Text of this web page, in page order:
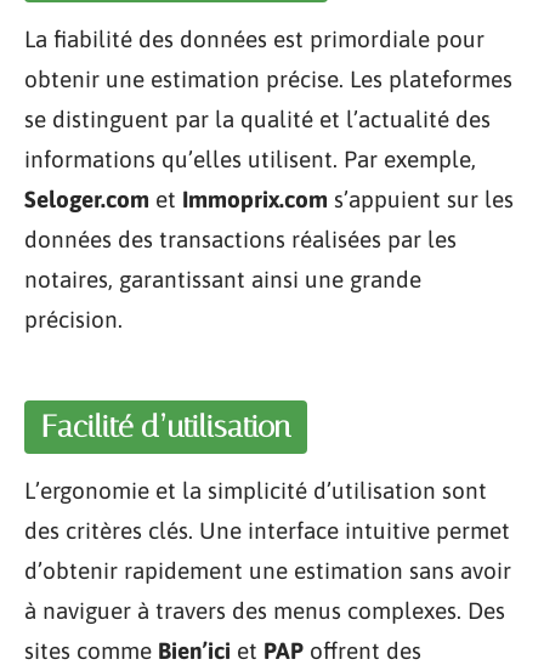
La fiabilité des données est primordiale pour
obtenir une estimation précise. Les plateformes
se distinguent par la qualité et l’actualité des
informations qu’elles utilisent. Par exemple,
Seloger.com et Immoprix.com s’appuient sur les
données des transactions réalisées par les
notaires, garantissant ainsi une grande
précision.
Facilité d’utilisation
L’ergonomie et la simplicité d’utilisation sont
des critères clés. Une interface intuitive permet
d’obtenir rapidement une estimation sans avoir
à naviguer à travers des menus complexes. Des
sites comme Bien’ici et PAP offrent des